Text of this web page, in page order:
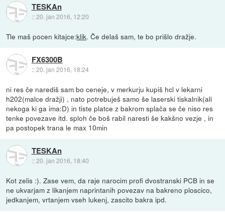
TESKAn
::20. jan 2016, 12:20
Tle maš pocen kitajce:klik. Če delaš sam, te bo prišlo dražje.
FX6300B
::20. jan 2016, 18:24
ni res če narediš sam bo ceneje, v merkurju kupiš hcl v lekarni
h202(malce dražji) , nato potrebuješ samo še laserski tiskalnik(ali
nekoga ki ga ima:D) in tiste platce z bakrom splača se če niso res
tenke povezave itd. sploh če boš rabil naresti še kakšno vezje , in
pa postopek trana le max 10min
TESKAn
::20. jan 2016, 18:40
Kot zelis :). Zase vem, da raje narocim profi dvostranski PCB in se
ne ukvarjam z likanjem naprintanih povezav na bakreno ploscico,
jedkanjem, vrtanjem vseh lukenj, zascito bakra ipd.